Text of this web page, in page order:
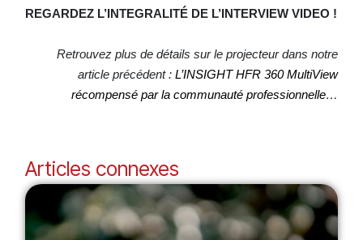
REGARDEZ L’INTEGRALITÉ DE L’INTERVIEW VIDEO !
Retrouvez plus de détails sur le projecteur dans notre
article précédent :L’INSIGHT HFR 360 MultiView
récompensé par la communauté professionnelle…
Articles connexes